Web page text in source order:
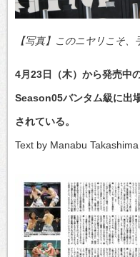
【写真】このニヤリこそ
4月23日（木）から発売中
Season05バンタム級に出
されている。
Text by Manabu Takashima